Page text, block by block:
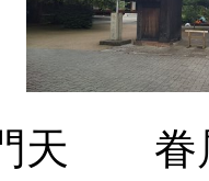
眷属